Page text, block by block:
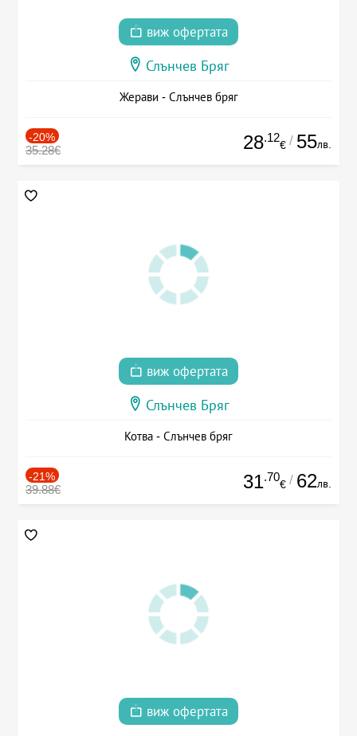
виж офертата
Слънчев Бряг
Жерави - Слънчев бряг
-20%
35.28€ 28.12
€ / 55лв.
виж офертата
Слънчев Бряг
Котва - Слънчев бряг
-21%
39.88€ 31.70
€ / 62лв.
виж офертата